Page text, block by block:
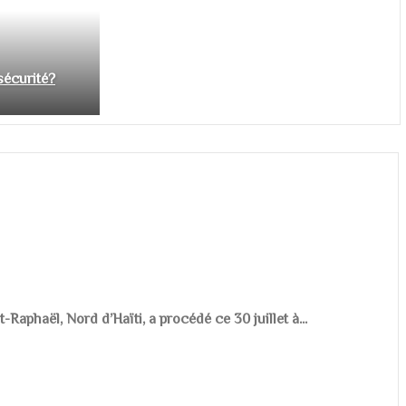
Nord d’Haïti, a procédé ce 30 juillet à...